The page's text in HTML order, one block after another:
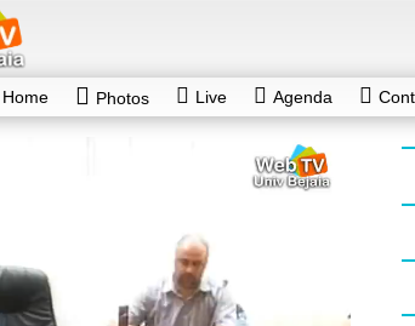
Home Photos Live Agenda